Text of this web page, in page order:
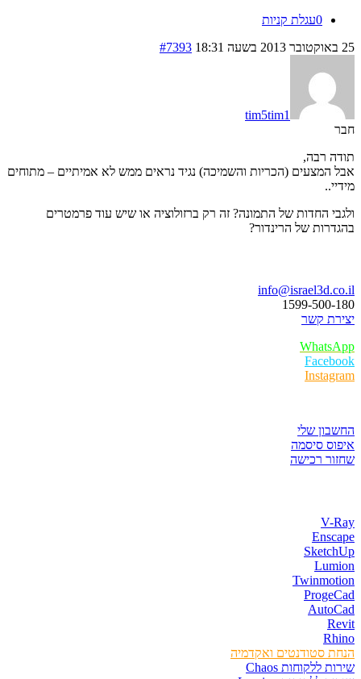
0עגלת קניות
25 באוקטובר 2013 בשעה 18:31
#7393
tim5tim1
חבר
תודה רבה,
אבל המצעים (הכריות והשמיכה) נגיד נראים ממש לא אמיתיים – מתוחים
מידיי..
ולגבי החדות של התמונה? זה רק ברזולוציה או שיש עוד פרמטרים
בהגדרות של הרינדור?
info@israel3d.co.il
1599-500-180
יצירת קשר
WhatsApp
Facebook
Instagram
החשבון שלי
איפוס סיסמה
שחזור רכישה
V-Ray
Enscape
SketchUp
Lumion
Twinmotion
ProgeCad
AutoCad
Revit
Rhino
הנחת סטודנטים ואקדמיה
שירות ללקוחות Chaos